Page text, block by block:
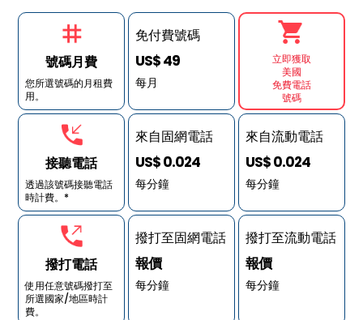
號碼月費
您所選號碼的月租費
用。
接聽電話
透過該號碼接聽電話
時計費。*
撥打電話
使用任意號碼撥打至
所選國家/地區時計
費。
免付費號碼
US$ 49
每月
來自固網電話
US$ 0.024
每分鐘
撥打至固網電話
報價
每分鐘
立即獲取
美國
免費電話
號碼
來自流動電話
US$ 0.024
每分鐘
撥打至流動電話
報價
每分鐘